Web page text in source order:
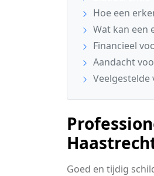
Hoe een
Wat kan een
Financieel
Aandacht
Veelgestelde
Goed en tijdig